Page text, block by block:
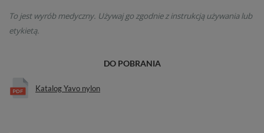
To jest wyrób medyczny. Używaj go zgodnie z instrukcją używania lub
etykietą.
DO POBRANIA
Katalog Yavo nylon